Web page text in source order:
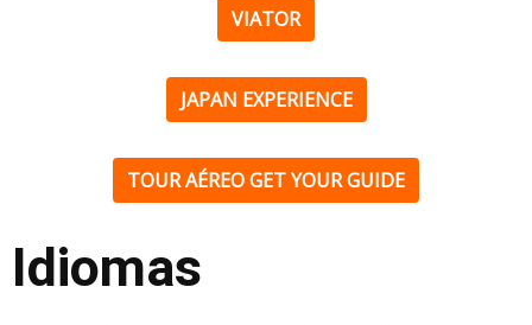
VIATOR
JAPAN EXPERIENCE
TOUR AÉREO GET YOUR GUIDE
Idiomas